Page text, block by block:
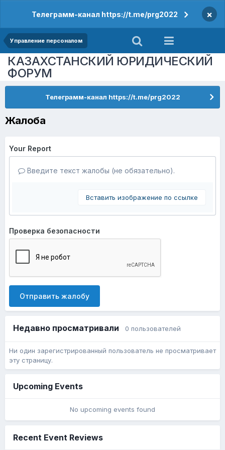
Телеграмм-канал https://t.me/prg2022 ×
Управление персоналом
КАЗАХСТАНСКИЙ ЮРИДИЧЕСКИЙ
ФОРУМ
Телеграмм-канал https://t.me/prg2022
Жалоба
Your Report
Введите текст жалобы (не обязательно).
Вставить изображение по ссылке
Проверка безопасности
Отправить жалобу
Недавно просматривали 0 пользователей
Ни один зарегистрированный пользователь не просматривает
эту страницу.
Upcoming Events
No upcoming events found
Recent Event Reviews